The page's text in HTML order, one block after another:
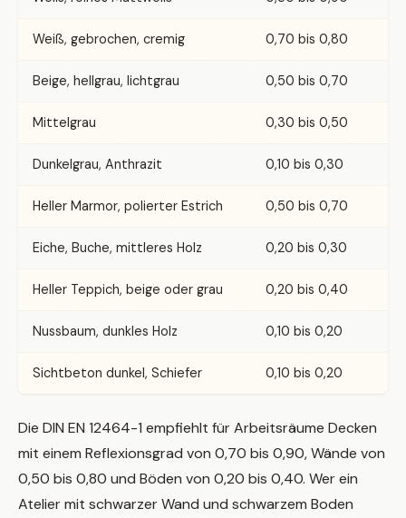
Weiß, gebrochen, cremig 0,70 bis 0,80
Beige, hellgrau, lichtgrau 0,50 bis 0,70
Mittelgrau 0,30 bis 0,50
Dunkelgrau, Anthrazit 0,10 bis 0,30
Heller Marmor, polierter Estrich 0,50 bis 0,70
Eiche, Buche, mittleres Holz 0,20 bis 0,30
Heller Teppich, beige oder grau 0,20 bis 0,40
Nussbaum, dunkles Holz 0,10 bis 0,20
Sichtbeton dunkel, Schiefer 0,10 bis 0,20
Die DIN EN 12464-1 empfiehlt für Arbeitsräume Decken
mit einem Reflexionsgrad von 0,70 bis 0,90, Wände von
0,50 bis 0,80 und Böden von 0,20 bis 0,40. Wer ein
Atelier mit schwarzer Wand und schwarzem Boden